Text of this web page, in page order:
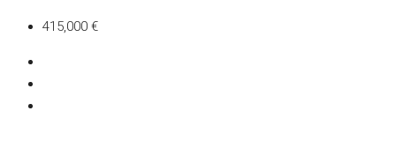
415,000 €